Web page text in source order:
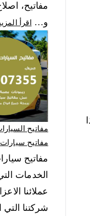
مفاتيح،
و…
اقرأ
مفاتيح سيارات
مفاتيح
الخدمات
عملائنا
شركتنا